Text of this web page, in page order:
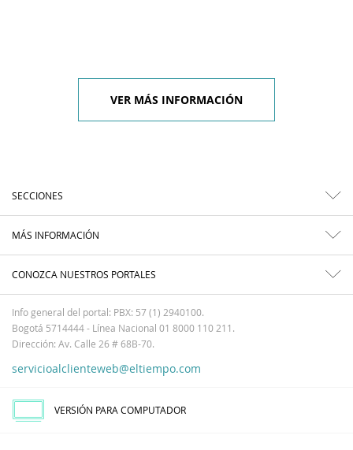
VER MÁS INFORMACIÓN
SECCIONES
MÁS INFORMACIÓN
CONOZCA NUESTROS PORTALES
Info general del portal: PBX: 57 (1) 2940100.
Bogotá 5714444 - Línea Nacional 01 8000 110 211.
Dirección: Av. Calle 26 # 68B-70.
servicioalclienteweb@eltiempo.com
VERSIÓN PARA COMPUTADOR